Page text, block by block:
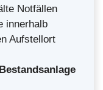
Notfällen
innerhalb
Aufstellort